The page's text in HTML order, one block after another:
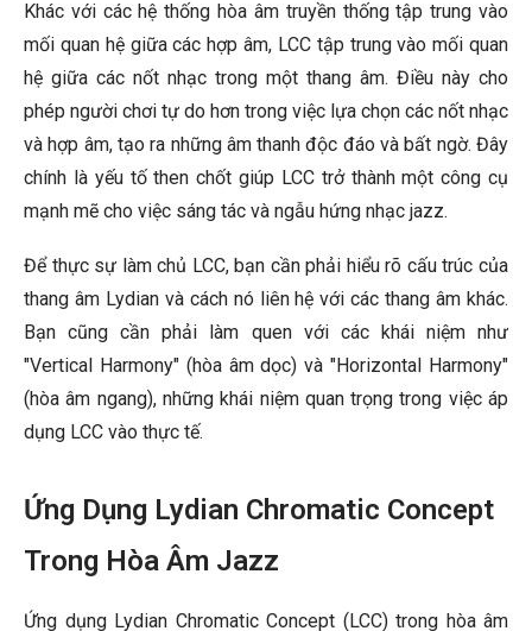
Khác với các hệ thống hòa âm truyền thống tập trung vào
mối quan hệ giữa các hợp âm, LCC tập trung vào mối quan
hệ giữa các nốt nhạc trong một thang âm. Điều này cho
phép người chơi tự do hơn trong việc lựa chọn các nốt nhạc
và hợp âm, tạo ra những âm thanh độc đáo và bất ngờ. Đây
chính là yếu tố then chốt giúp LCC trở thành một công cụ
mạnh mẽ cho việc sáng tác và ngẫu hứng nhạc jazz.
Để thực sự làm chủ LCC, bạn cần phải hiểu rõ cấu trúc của
thang âm Lydian và cách nó liên hệ với các thang âm khác.
Bạn cũng cần phải làm quen với các khái niệm như
"Vertical Harmony" (hòa âm dọc) và "Horizontal Harmony"
(hòa âm ngang), những khái niệm quan trọng trong việc áp
dụng LCC vào thực tế.
Ứng Dụng Lydian Chromatic Concept
Trong Hòa Âm Jazz
Ứng dụng Lydian Chromatic Concept (LCC) trong hòa âm